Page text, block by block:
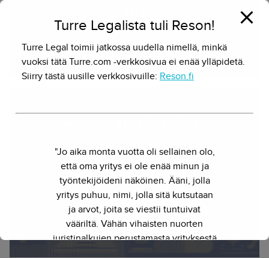
kankaista itse tehtyjä
vaatteita myydä
verkossa?
13.9.2024 - Herkko Hietanen
Turre Legalista tuli Reson!
Turre Legal toimii jatkossa uudella nimellä, minkä
vuoksi tätä Turre.com -verkkosivua ei enää ylläpidetä.
Siirry tästä uusille verkkosivuille: Reson.fi
"Jo aika monta vuotta oli sellainen olo,
että oma yritys ei ole enää minun ja
työntekijöideni näköinen. Ääni, jolla
yritys puhuu, nimi, jolla sitä kutsutaan
ja arvot, joita se viestii tuntuivat
vääriltä. Vähän vihaisten nuorten
juristinalkujen perustamasta yrityksestä